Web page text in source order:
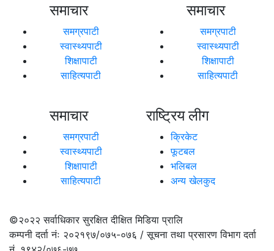
समाचार
समग्रपाटी
स्वास्थ्यपाटी
शिक्षापाटी
साहित्यपाटी
समाचार
समग्रपाटी
स्वास्थ्यपाटी
शिक्षापाटी
साहित्यपाटी
समाचार
समग्रपाटी
स्वास्थ्यपाटी
शिक्षापाटी
साहित्यपाटी
राष्ट्रिय लीग
क्रिकेट
फूटबल
भलिबल
अन्य खेलकुद
©२०२२सर्वाधिकार सुरक्षित दीक्षित मिडिया प्रालि
कम्पनी दर्ता नंः २०२१९७/०७५-०७६ / सूचना तथा प्रसारण विभाग दर्ता